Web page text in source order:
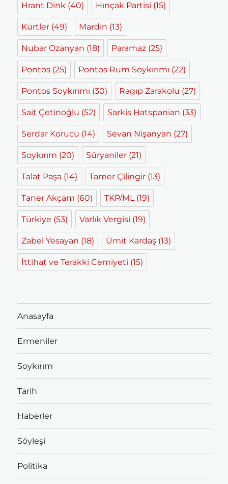
Hrant Dink (40) Hınçak Partisi (15)
Kürtler (49) Mardin (13)
Nubar Ozanyan (18) Paramaz (25)
Pontos (25) Pontos Rum Soykırımı (22)
Pontos Soykırımı (30) Ragıp Zarakolu (27)
Sait Çetinoğlu (52) Sarkis Hatspanian (33)
Serdar Korucu (14) Sevan Nişanyan (27)
Soykırım (20) Süryaniler (21)
Talat Paşa (14) Tamer Çilingir (13)
Taner Akçam (60) TKP/ML(19)
Türkiye (53) Varlık Vergisi (19)
Zabel Yesayan (18) Ümit Kardaş (13)
İttihat ve Terakki Cemiyeti (15)
Anasayfa
Ermeniler
Soykırım
Tarih
Haberler
Söyleşi
Politika